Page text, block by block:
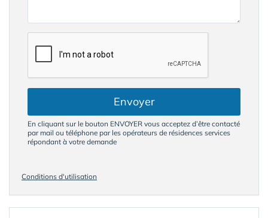
Envoyer
En cliquant sur le bouton ENVOYER vous acceptez d’être contacté
par mail ou téléphone par les opérateurs de résidences services
répondant à votre demande
Conditions d'utilisation